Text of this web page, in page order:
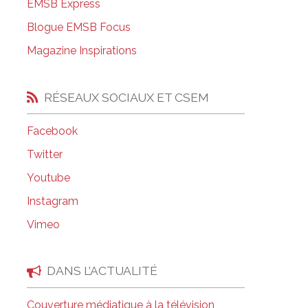
Coiffure et soins esthétiques à Laurier
EMSB Express
Blogue EMSB Focus
Magazine Inspirations
RÉSEAUX SOCIAUX ET CSEM
Facebook
Twitter
Youtube
Instagram
Vimeo
DANS L’ACTUALITÉ
Couverture médiatique à la télévision